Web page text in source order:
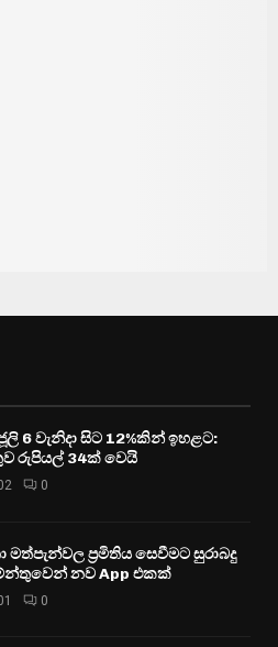
6 වැනිදා සිට 12%කින් ඉහළට:
රුපියල් 34ක් වෙයි
0
මත්පැන්වල ප්‍රමිතිය සෙවීමට සුරාබදු
නව App එකක්
0